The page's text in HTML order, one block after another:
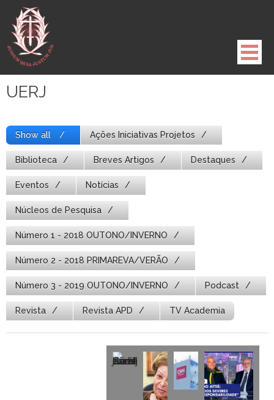
para
conteúdo
UERJ
Show all Ações Iniciativas Projetos
Biblioteca Breves Artigos Destaques
Eventos Notícias
Núcleos de Pesquisa
Número 1 - 2018 OUTONO/INVERNO
Número 2 - 2018 PRIMAREVA/VERÃO
Número 3 - 2019 OUTONO/INVERNO Podcast
Revista Revista APD TV Academia